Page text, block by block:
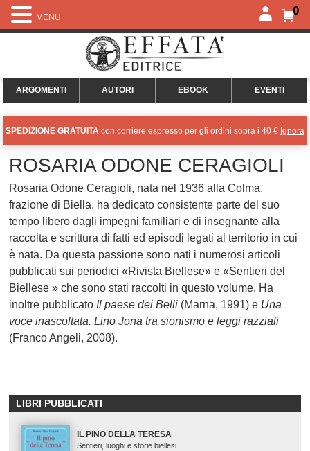
0
ARGOMENTI AUTORI EBOOK EVENTI
SPEDIZIONE GRATUITA con corriere espresso per gli ordini sopra i 40 € Ignora
ROSARIA ODONE CERAGIOLI
Rosaria Odone Ceragioli, nata nel 1936 alla Colma,
frazione di Biella, ha dedicato consistente parte del suo
tempo libero dagli impegni familiari e di insegnante alla
raccolta e scrittura di fatti ed episodi legati al territorio in cui
è nata. Da questa passione sono nati i numerosi articoli
pubblicati sui periodici «Rivista Biellese» e «Sentieri del
Biellese » che sono stati raccolti in questo volume. Ha
inoltre pubblicato Il paese dei Belli (Marna, 1991) e Una
voce inascoltata. Lino Jona tra sionismo e leggi razziali
(Franco Angeli, 2008).
LIBRI PUBBLICATI
IL PINO DELLA TERESA
Sentieri, luoghi e storie biellesi
MENU